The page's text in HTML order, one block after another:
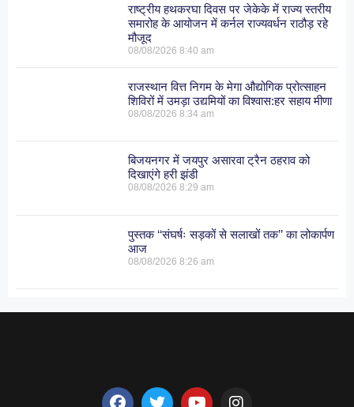
राष्ट्रीय हथकरघा दिवस पर जेकेके में राज्य स्तरीय
समारोह के आयोजन में कर्नल राज्यवर्धन राठौड़ रहे
मौजूद
08/08/20268:40 am
राजस्थान वित्त निगम के मेगा औद्योगिक प्रोत्साहन
शिविरों में उमड़ा उद्यमियों का विश्वास:हर सहाय मीणा
08/08/20268:34 am
बिजयनगर में जयपुर असारवा ट्रैन ठहराव को
दिखाएंगे हरी झंडी
08/08/20268:29 am
पुस्तक ‘‘संघर्षः सड़कों से सलाखों तक’’ का लोकार्पण
आज
08/08/20268:26 am